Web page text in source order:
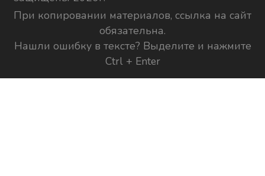
При копировании материалов, ссылка на сайт
обязательна.
Нашли ошибку в тексте? Выделите и нажмите
Ctrl + Enter